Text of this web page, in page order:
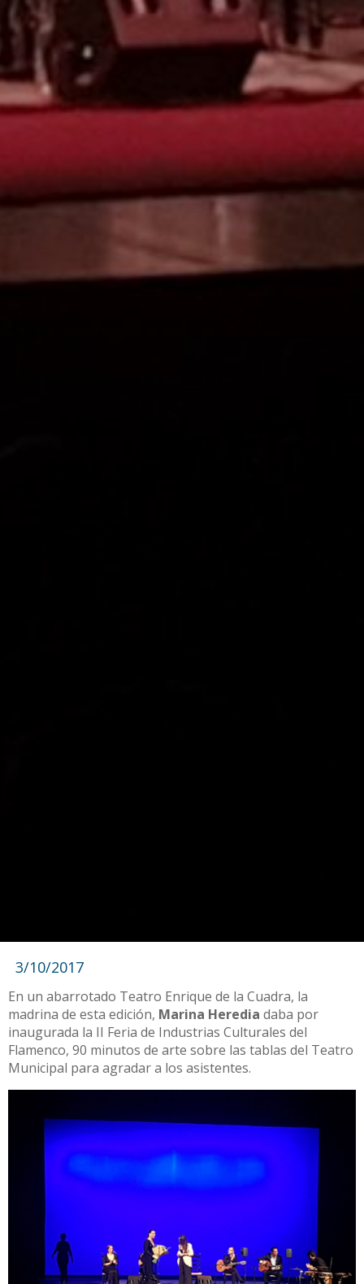
3/10/2017
En un abarrotado Teatro Enrique de la Cuadra, la
madrina de esta edición, Marina Heredia daba por
inaugurada la II Feria de Industrias Culturales del
Flamenco, 90 minutos de arte sobre las tablas del Teatro
Municipal para agradar a los asistentes.